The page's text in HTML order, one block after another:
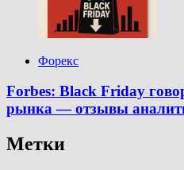
Форекс
Forbes: Black Friday
рынка — отзывы
Метки